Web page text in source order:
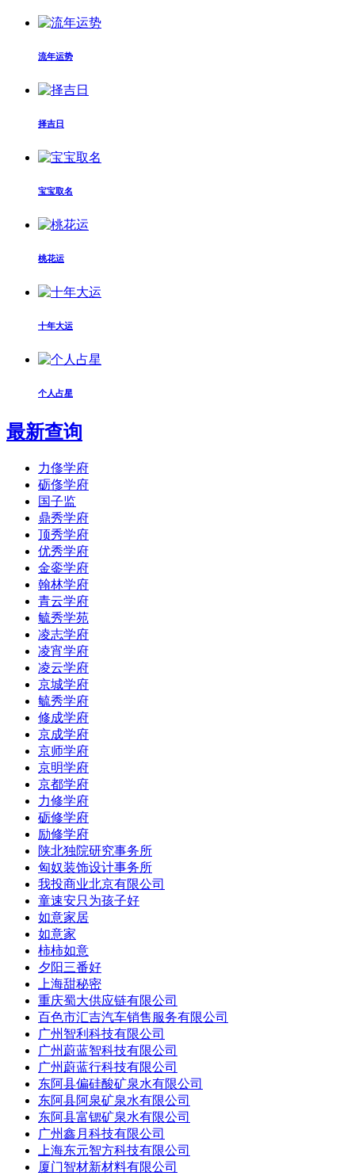
流年运势
择吉日
宝宝取名
桃花运
十年大运
个人占星
最新查询
力俢学府
砺俢学府
国子监
鼎秀学府
顶秀学府
优秀学府
金銮学府
翰林学府
青云学府
毓秀学苑
凌志学府
凌宵学府
凌云学府
京城学府
毓秀学府
修成学府
京成学府
京师学府
京明学府
京都学府
力修学府
砺修学府
励修学府
陕北独院研究事务所
匈奴装饰设计事务所
我投商业北京有限公司
童速安只为孩子好
如意家居
如意家
柿柿如意
夕阳三番好
上海甜秘密
重庆蜀大供应链有限公司
百色市汇吉汽车销售服务有限公司
广州智利科技有限公司
广州蔚蓝智科技有限公司
广州蔚蓝行科技有限公司
东阿县偏硅酸矿泉水有限公司
东阿县阿泉矿泉水有限公司
东阿县富锶矿泉水有限公司
广州鑫月科技有限公司
上海东元智方科技有限公司
厦门智材新材料有限公司